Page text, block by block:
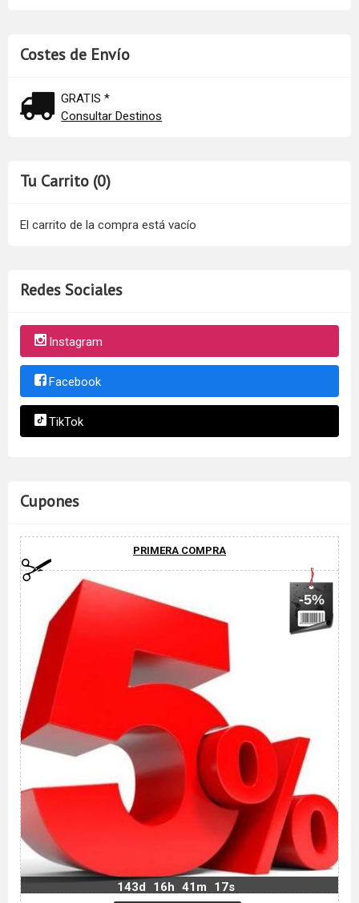
Costes de Envío
GRATIS *
Consultar Destinos
Tu Carrito (0)
El carrito de la compra está vacío
Redes Sociales
Instagram
Facebook
TikTok
Cupones
PRIMERA COMPRA
-5%
143d 16h 41m 16s